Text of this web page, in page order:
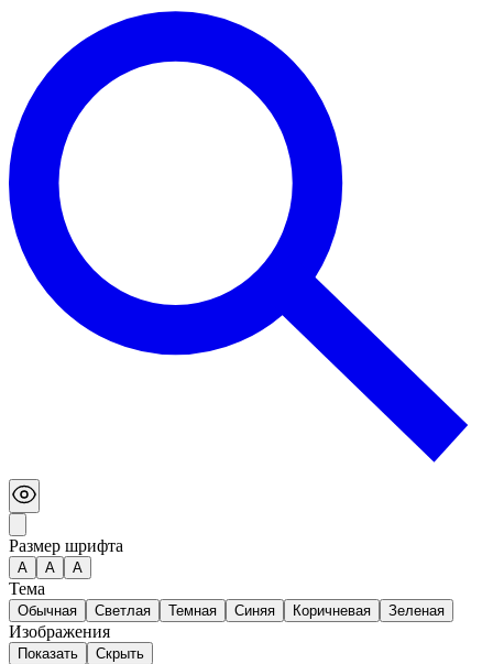
Размер шрифта
А A A
Тема
Обычная Светлая Темная Синяя Коричневая Зеленая
Изображения
Показать Скрыть